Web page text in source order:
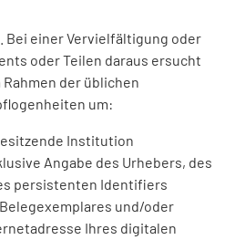
Bei einer Vervielfältigung oder
oder Teilen daraus ersucht
Rahmen der üblichen
um:
Institution
Angabe des Urhebers, des
persistenten Identifiers
und/oder
Ihres digitalen